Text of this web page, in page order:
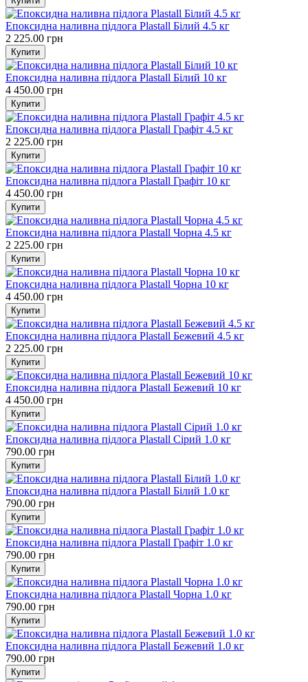
Епоксидна наливна підлога Plastall Білий 4.5 кг
2 225.00 грн
Епоксидна наливна підлога Plastall Білий 10 кг
4 450.00 грн
Епоксидна наливна підлога Plastall Графіт 4.5 кг
2 225.00 грн
Епоксидна наливна підлога Plastall Графіт 10 кг
4 450.00 грн
Епоксидна наливна підлога Plastall Чорна 4.5 кг
2 225.00 грн
Епоксидна наливна підлога Plastall Чорна 10 кг
4 450.00 грн
Епоксидна наливна підлога Plastall Бежевий 4.5 кг
2 225.00 грн
Епоксидна наливна підлога Plastall Бежевий 10 кг
4 450.00 грн
Епоксидна наливна підлога Plastall Cірий 1.0 кг
790.00 грн
Епоксидна наливна підлога Plastall Білий 1.0 кг
790.00 грн
Епоксидна наливна підлога Plastall Графіт 1.0 кг
790.00 грн
Епоксидна наливна підлога Plastall Чорна 1.0 кг
790.00 грн
Епоксидна наливна підлога Plastall Бежевий 1.0 кг
790.00 грн